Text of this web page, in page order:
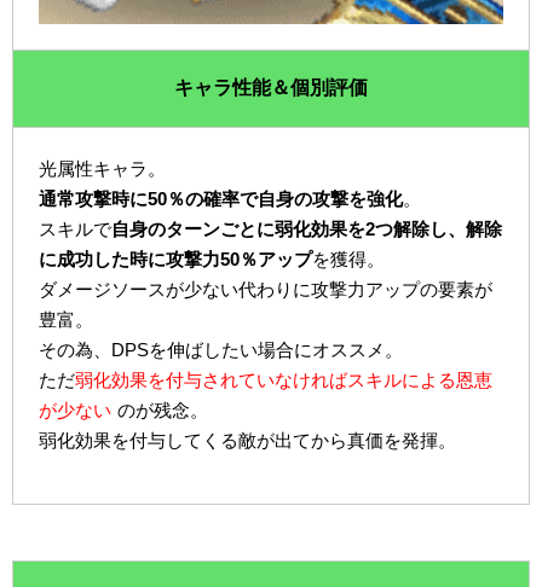
キャラ性能＆個別評価
光属性キャラ。
通常攻撃時に50％の確率で自身の攻撃を強化。
スキルで自身のターンごとに弱化効果を2つ解除し、解除
に成功した時に攻撃力50％アップを獲得。
ダメージソースが少ない代わりに攻撃力アップの要素が
豊富。
その為、DPSを伸ばしたい場合にオススメ。
ただ弱化効果を付与されていなければスキルによる恩恵
が少ない のが残念。
弱化効果を付与してくる敵が出てから真価を発揮。